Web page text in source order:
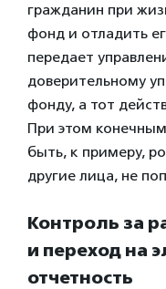
гражданин при
фонд и отладить
передает
доверительному
фонду, а тот
При этом
быть, к примеру,
другие лица, не
Контроль за
и переход на
отчетность